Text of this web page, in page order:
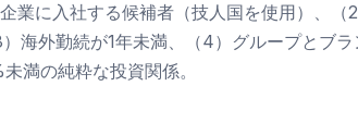
業に入社する候補者（技人国を使用）、（
海外勤続が1年未満、（4）グループとブ
満の純粋な投資関係。